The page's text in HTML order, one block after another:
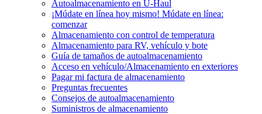
Autoalmacenamiento en U-Haul
¡Múdate en línea hoy mismo! Múdate en línea:
comenzar
Almacenamiento con control de temperatura
Almacenamiento para RV, vehículo y bote
Guía de tamaños de autoalmacenamiento
Acceso en vehículo/Almacenamiento en exteriores
Pagar mi factura de almacenamiento
Preguntas frecuentes
Consejos de autoalmacenamiento
Suministros de almacenamiento